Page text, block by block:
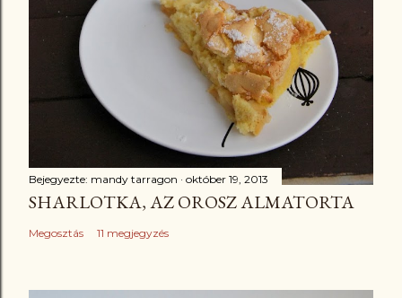
Bejegyezte: mandy tarragon október 19, 2013
SHARLOTKA, AZ OROSZ ALMATORTA
Megosztás 11 megjegyzés